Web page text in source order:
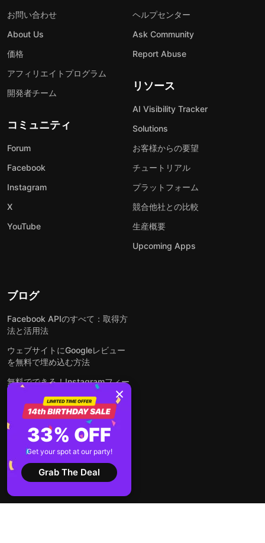
お問い合わせ
About Us
価格
アフィリエイトプログラム
開発者チーム
コミュニティ
Forum
Facebook
Instagram
X
YouTube
ヘルプセンター
Ask Community
Report Abuse
リソース
AI Visibility Tracker
Solutions
お客様からの要望
チュートリアル
プラットフォーム
競合他社との比較
生産概要
Upcoming Apps
ブログ
Facebook APIのすべて：取得方
法と活用法
ウェブサイトにGoogleレビュー
を無料で埋め込む方法
無料でできる！Instagramフィー
ドをウェブサイトに埋め込む方法
どんなウェブサイトにも無料でフ
ォームを埋め込む方法
WordPressサイトにLinkedInフ
ィードを埋め込む方法は？
全ての投稿を見る
33% OFF
Get your spot at our party!
Grab The Deal